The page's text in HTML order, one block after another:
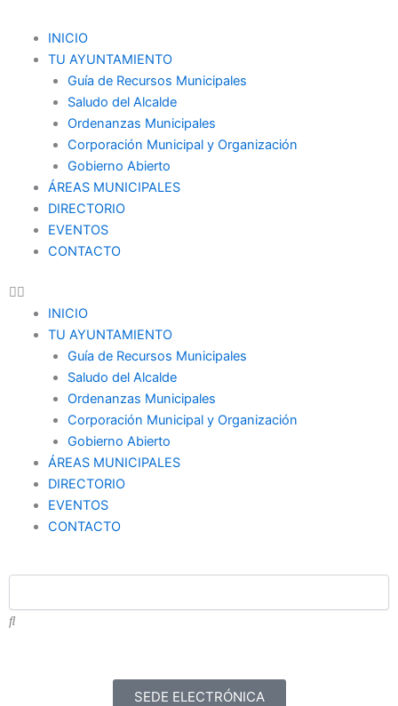
contenido
INICIO
TU AYUNTAMIENTO
Guía de Recursos Municipales
Saludo del Alcalde
Ordenanzas Municipales
Corporación Municipal y Organización
Gobierno Abierto
ÁREAS MUNICIPALES
DIRECTORIO
EVENTOS
CONTACTO
Menu
INICIO
TU AYUNTAMIENTO
Guía de Recursos Municipales
Saludo del Alcalde
Ordenanzas Municipales
Corporación Municipal y Organización
Gobierno Abierto
ÁREAS MUNICIPALES
DIRECTORIO
EVENTOS
CONTACTO
SEDE ELECTRÓNICA